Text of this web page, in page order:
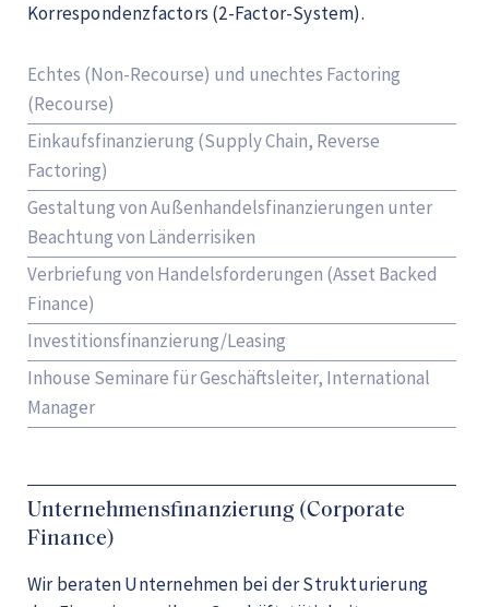
Korrespondenzfactors (2-Factor-System).
Echtes (Non-Recourse) und unechtes Factoring
(Recourse)
Einkaufsfinanzierung (Supply Chain, Reverse
Factoring)
Gestaltung von Außenhandelsfinanzierungen unter
Beachtung von Länderrisiken
Verbriefung von Handelsforderungen (Asset Backed
Finance)
Investitionsfinanzierung/Leasing
Inhouse Seminare für Geschäftsleiter, International
Manager
Unternehmensfinanzierung (Corporate
Finance)
Wir beraten Unternehmen bei der Strukturierung